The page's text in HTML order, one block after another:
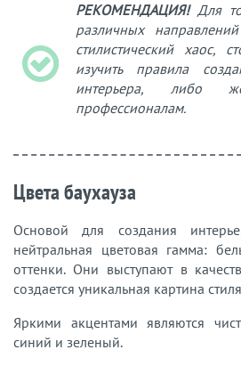
РЕКОМЕНДАЦИЯ! Для
различных
стилистический хаос,
изучить правила
интерьера, либо
профессионалам.
Цвета баухауза
Основой для создания
нейтральная цветовая гамма:
оттенки. Они выступают в
создается уникальная картина
Яркими акцентами являются
синий и зеленый.